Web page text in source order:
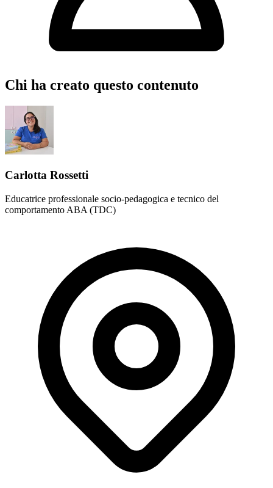
Chi ha creato questo contenuto
Carlotta Rossetti
Educatrice professionale socio-pedagogica e tecnico del
comportamento ABA (TDC)